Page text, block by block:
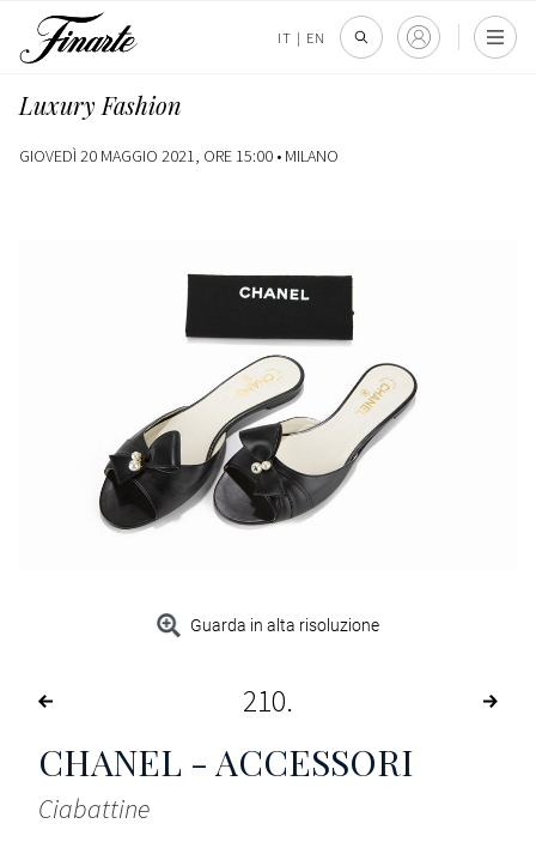
IT | EN
Luxury Fashion
GIOVEDÌ 20 MAGGIO 2021, ORE 15:00 • MILANO
Guarda in alta risoluzione
210
CHANEL - ACCESSORI
Ciabattine